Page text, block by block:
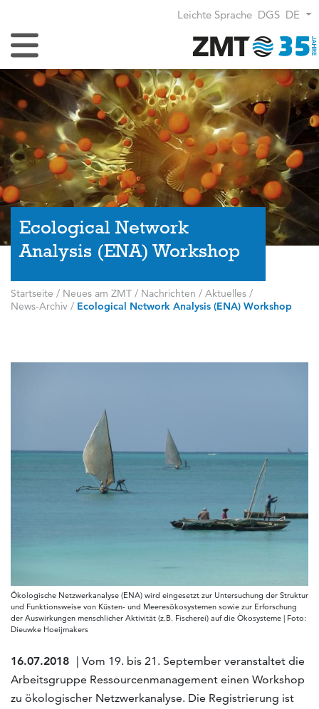
Leichte Sprache DGS DE
Navigation umschalten
Ecological Network
Analysis (ENA) Workshop
Startseite / Neues am ZMT / Nachrichten / Aktuelles /
News-Archiv / Ecological Network Analysis (ENA) Workshop
Ökologische Netzwerkanalyse (ENA) wird eingesetzt zur Untersuchung der Struktur
und Funktionsweise von Küsten- und Meeresökosystemen sowie zur Erforschung
der Auswirkungen menschlicher Aktivität (z.B. Fischerei) auf die Ökosysteme | Foto:
Dieuwke Hoeijmakers
16.07.2018
| Vom 19. bis 21. September veranstaltet die
Arbeitsgruppe Ressourcenmanagement einen Workshop
zu ökologischer Netzwerkanalyse. Die Registrierung ist